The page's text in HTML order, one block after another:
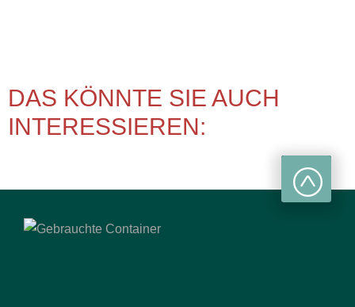
DAS KÖNNTE SIE AUCH
INTERESSIEREN: